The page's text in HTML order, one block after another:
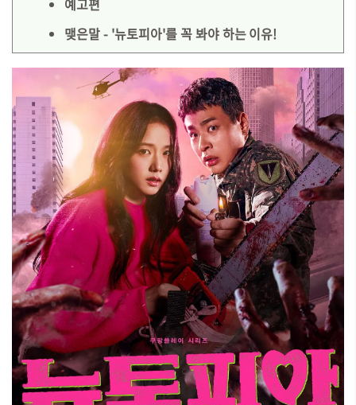
예고편
맺은말 - '뉴토피아'를 꼭 봐야 하는 이유!